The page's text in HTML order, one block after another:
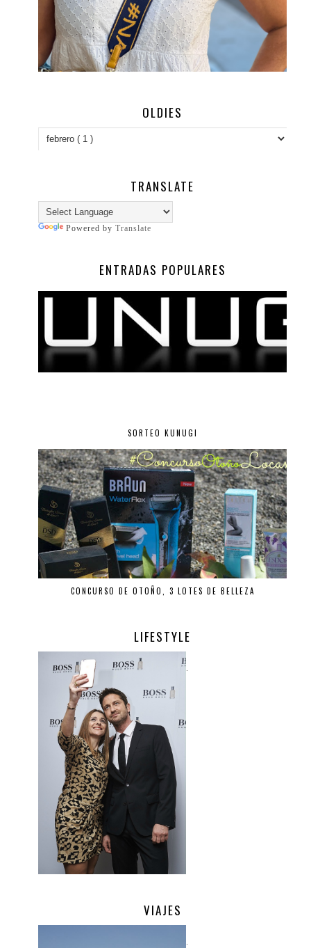
OLDIES
TRANSLATE
Powered by Translate
ENTRADAS POPULARES
SORTEO KUNUGI
CONCURSO DE OTOÑO, 3 LOTES DE BELLEZA
LIFESTYLE
.
VIAJES
.